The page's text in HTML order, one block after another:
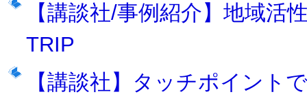
【講談社/事例紹介】地域
TRIP
【講談社】タッチポイン